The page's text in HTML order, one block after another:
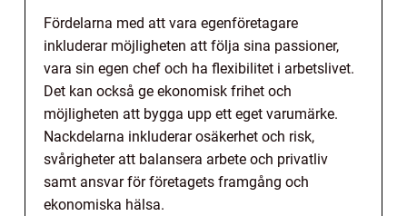
Fördelarna med att vara egenföretagare
inkluderar möjligheten att följa sina passioner,
vara sin egen chef och ha flexibilitet i arbetslivet.
Det kan också ge ekonomisk frihet och
möjligheten att bygga upp ett eget varumärke.
Nackdelarna inkluderar osäkerhet och risk,
svårigheter att balansera arbete och privatliv
samt ansvar för företagets framgång och
ekonomiska hälsa.